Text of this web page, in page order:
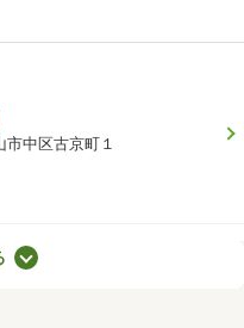
市中区古京町１